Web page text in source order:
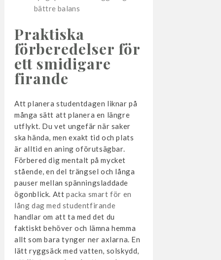
bättre balans
Praktiska
förberedelser för
ett smidigare
firande
Att planera studentdagen liknar på
många sätt att planera en längre
utflykt. Du vet ungefär när saker
ska hända, men exakt tid och plats
är alltid en aning oförutsägbar.
Förbered dig mentalt på mycket
stående, en del trängsel och långa
pauser mellan spänningsladdade
ögonblick. Att packa smart för en
lång dag med studentfirande
handlar om att ta med det du
faktiskt behöver och lämna hemma
allt som bara tynger ner axlarna. En
lätt ryggsäck med vatten, solskydd,